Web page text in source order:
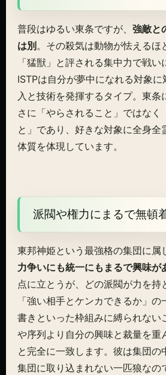
普段はゆるい東条ですが、 強敵と
は別 。その殺気は動物が怯えるほ
「猛獣」と評される集中力で戦い
ISTPは自分が夢中になれる対象
入と技術を発揮するタイプ。東条
さに「やらされること」ではなく
と」であり、好きな対象に全身全
体質を体現しています。
派閥や権力にまるで無頓
東邦神姫という最強格の集団に属
力争いにも統一にもまるで興味が
点に立とうが、どの派閥が力を持
「強い相手とケンカできるか」
書きといった枠組みに縛られない
や序列より自分の興味と裁量を重
と完全に一致します。彼は集団の
集団に取り込まれない一匹狼なの